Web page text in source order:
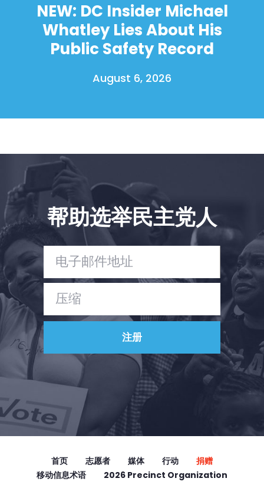
新闻
您的派对
行动
捐赠
NEW: DC Insider Michael
Whatley Lies About His
Public Safety Record
August 6, 2026
帮助选举民主党人
首页 志愿者 媒体 行动
捐赠
移动信息术语
2026 Precinct Organization